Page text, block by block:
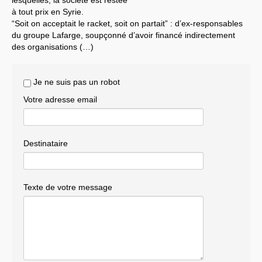
Systèmes & société sous contrôle
Nouvelles de l’antirépublique
Guerre en Ukraine
à tout prix en Syrie.
“Soit on acceptait le racket, soit on partait” : d’ex-responsables
du groupe Lafarge, soupçonné d’avoir financé indirectement
des organisations (…)
Je ne suis pas un robot
Votre adresse email
Destinataire
Texte de votre message